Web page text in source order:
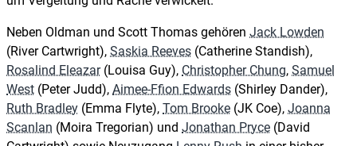
Neben Oldman und Scott Thomas gehören Jack Lowden
(River Cartwright), Saskia Reeves (Catherine Standish),
Rosalind Eleazar(Louisa Guy), Christopher Chung, Samuel
West (Peter Judd), Aimee-Ffion Edwards (Shirley Dander),
Ruth Bradley (Emma Flyte), Tom Brooke (JK Coe), Joanna
Scanlan (Moira Tregorian) und Jonathan Pryce (David